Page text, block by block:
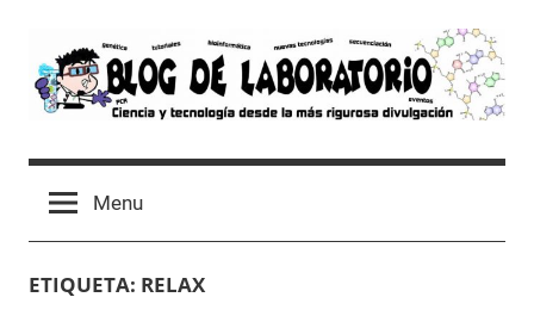
content
Blog
de
Laboratorio
Tutoriales,
Ocio
Menu
ETIQUETA: RELAX